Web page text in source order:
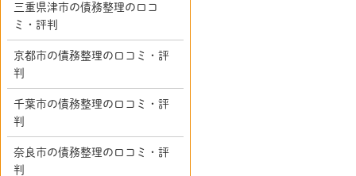
三重県津市の債務整理の口コ
ミ・評判
京都市の債務整理の口コミ・評
判
千葉市の債務整理の口コミ・評
判
奈良市の債務整理の口コミ・評
判